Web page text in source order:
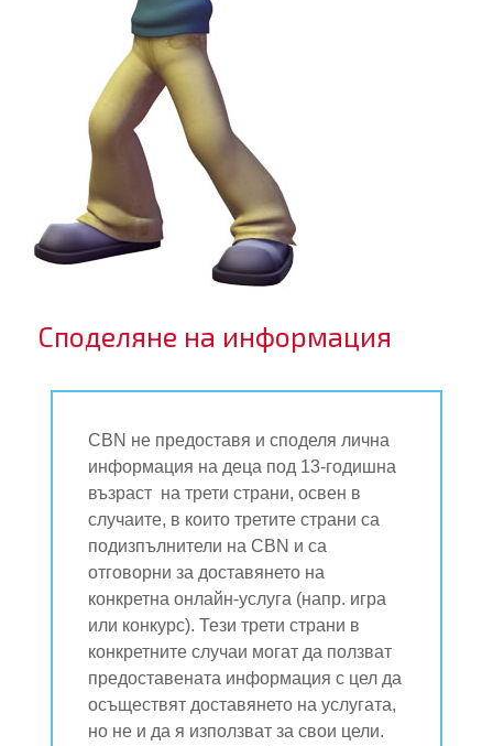
Споделяне на информация
CBN не предоставя и споделя лична
информация на деца под 13-годишна
възраст на трети страни, освен в
случаите, в които третите страни са
подизпълнители на CBN и са
отговорни за доставянето на
конкретна онлайн-услуга (напр. игра
или конкурс). Тези трети страни в
конкретните случаи могат да ползват
предоставената информация с цел да
осъществят доставянето на услугата,
но не и да я използват за свои цели.